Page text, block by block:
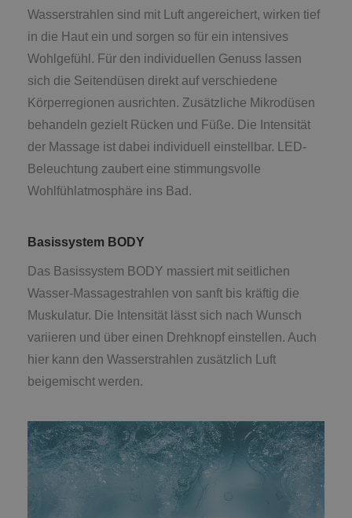
Wasserstrahlen sind mit Luft angereichert, wirken tief
in die Haut ein und sorgen so für ein intensives
Wohlgefühl. Für den individuellen Genuss lassen
sich die Seitendüsen direkt auf verschiedene
Körperregionen ausrichten. Zusätzliche Mikrodüsen
behandeln gezielt Rücken und Füße. Die Intensität
der Massage ist dabei individuell einstellbar. LED-
Beleuchtung zaubert eine stimmungsvolle
Wohlfühlatmosphäre ins Bad.
Basissystem BODY
Das Basissystem BODY massiert mit seitlichen
Wasser-Massagestrahlen von sanft bis kräftig die
Muskulatur. Die Intensität lässt sich nach Wunsch
variieren und über einen Drehknopf einstellen. Auch
hier kann den Wasserstrahlen zusätzlich Luft
beigemischt werden.